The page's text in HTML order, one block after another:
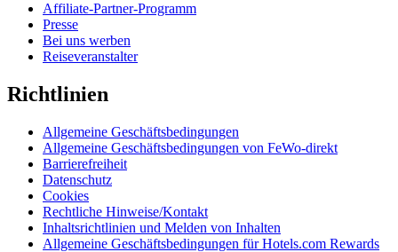
Affiliate-Partner-Programm
Presse
Bei uns werben
Reiseveranstalter
Richtlinien
Allgemeine Geschäftsbedingungen
Allgemeine Geschäftsbedingungen von FeWo-direkt
Barrierefreiheit
Datenschutz
Cookies
Rechtliche Hinweise/Kontakt
Inhaltsrichtlinien und Melden von Inhalten
Allgemeine Geschäftsbedingungen für Hotels.com Rewards